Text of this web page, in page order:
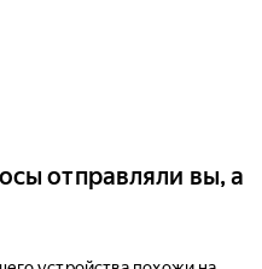
отправляли вы, а